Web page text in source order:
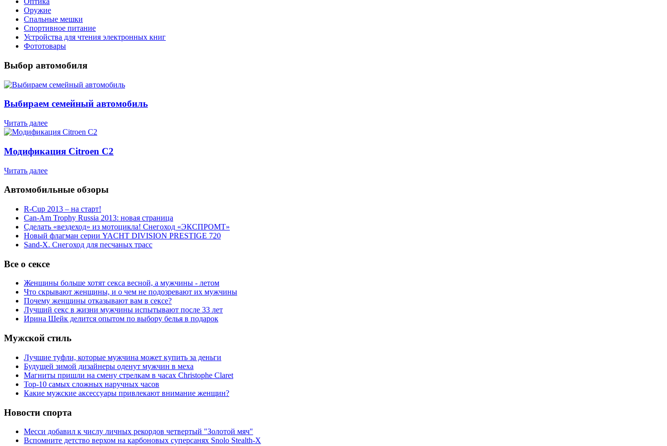
Оружие
Спальные мешки
Спортивное питание
Устройства для чтения электронных книг
Фототовары
Выбор автомобиля
Выбираем семейный автомобиль
Читать далее
Модификация Citroen С2
Читать далее
Автомобильные обзоры
R-Cup 2013 – на старт!
Can-Am Trophy Russia 2013: новая страница
Сделать «вездеход» из мотоцикла! Снегоход «ЭКСПРОМТ»
Новый флагман серии YACHT DIVISION PRESTIGE 720
Sand-X. Снегоход для песчаных трасс
Все о сексе
Женщины больше хотят секса весной, а мужчины - летом
Что скрывают женщины, и о чем не подозревают их мужчины
Почему женщины отказывают вам в сексе?
Лучший секс в жизни мужчины испытывают после 33 лет
Ирина Шейк делится опытом по выбору белья в подарок
Мужской стиль
Лучшие туфли, которые мужчина может купить за деньги
Будущей зимой дизайнеры оденут мужчин в меха
Магниты пришли на смену стрелкам в часах Christophe Claret
Top-10 самых сложных наручных часов
Какие мужские аксессуары привлекают внимание женщин?
Новости спорта
Месси добавил к числу личных рекордов четвертый "Золотой мяч"
Вспомните детство верхом на карбоновых суперсанях Snolo Stealth-X